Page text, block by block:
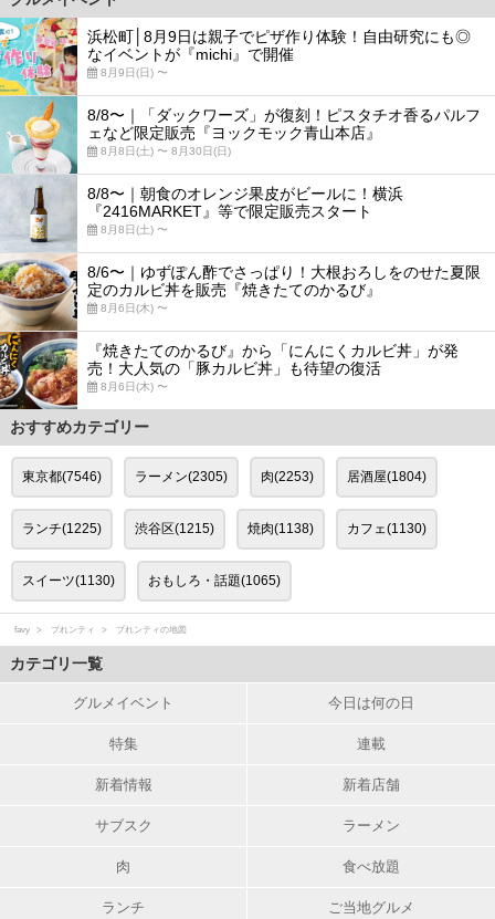
浜松町│8月9日は親子でピザ作り体験！自由研究にも◎
なイベントが『michi』で開催
8月9日(日) 〜
8/8〜｜「ダックワーズ」が復刻！ピスタチオ香るパルフ
ェなど限定販売『ヨックモック青山本店』
8月8日(土) 〜 8月30日(日)
8/8〜｜朝食のオレンジ果皮がビールに！横浜
『2416MARKET』等で限定販売スタート
8月8日(土) 〜
8/6〜｜ゆずぽん酢でさっぱり！大根おろしをのせた夏限
定のカルビ丼を販売『焼きたてのかるび』
8月6日(木) 〜
『焼きたてのかるび』から「にんにくカルビ丼」が発
売！大人気の「豚カルビ丼」も待望の復活
8月6日(木) 〜
おすすめカテゴリー
東京都(7546) ラーメン(2305) 肉(2253) 居酒屋(1804)
ランチ(1225) 渋谷区(1215) 焼肉(1138) カフェ(1130)
スイーツ(1130) おもしろ・話題(1065)
favy プれンティ プれンティの地図
カテゴリ一覧
グルメイベント 今日は何の日
特集 連載
新着情報 新着店舗
サブスク ラーメン
肉 食べ放題
ランチ ご当地グルメ